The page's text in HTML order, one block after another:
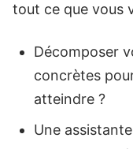
tout ce que vous
Décomposer
concrètes
atteindre ?
Une